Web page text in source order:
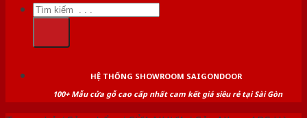
Tìm
kiếm:
HỆ THỐNG SHOWROOM SAIGONDOOR
100+ Mẫu cửa gỗ cao cấp nhất cam kết giá siêu rẻ tại Sài Gòn